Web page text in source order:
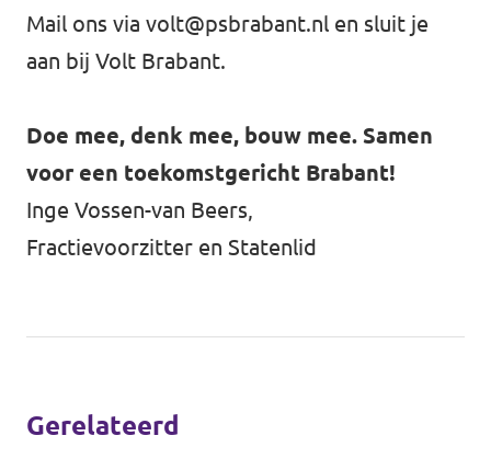
Mail ons via volt@psbrabant.nl en sluit je
aan bij Volt Brabant.
Doe mee, denk mee, bouw mee. Samen
voor een toekomstgericht Brabant!
Inge Vossen-van Beers,
Fractievoorzitter en Statenlid
Gerelateerd